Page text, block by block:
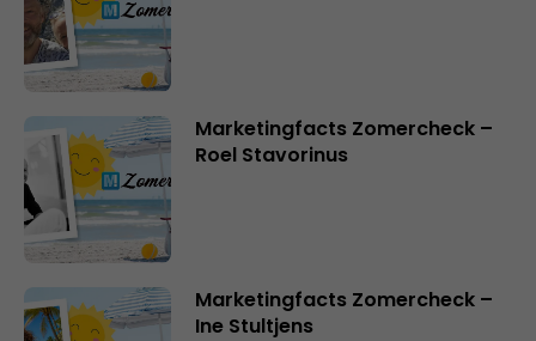
Marketingfacts Zomercheck –
Roel Stavorinus
Marketingfacts Zomercheck –
Ine Stultjens